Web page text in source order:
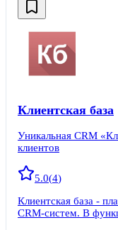
Клиентская база
Уникальная CRM
клиентов
5.0(4)
Клиентская база -
CRM-систем. В